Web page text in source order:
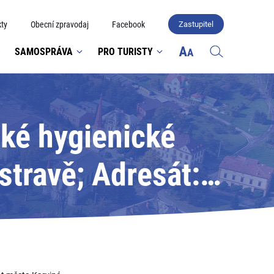
Obecní zpravodaj Facebook Zastupitel
SAMOSPRÁVA PRO TURISTY
hygienické
Adresát: